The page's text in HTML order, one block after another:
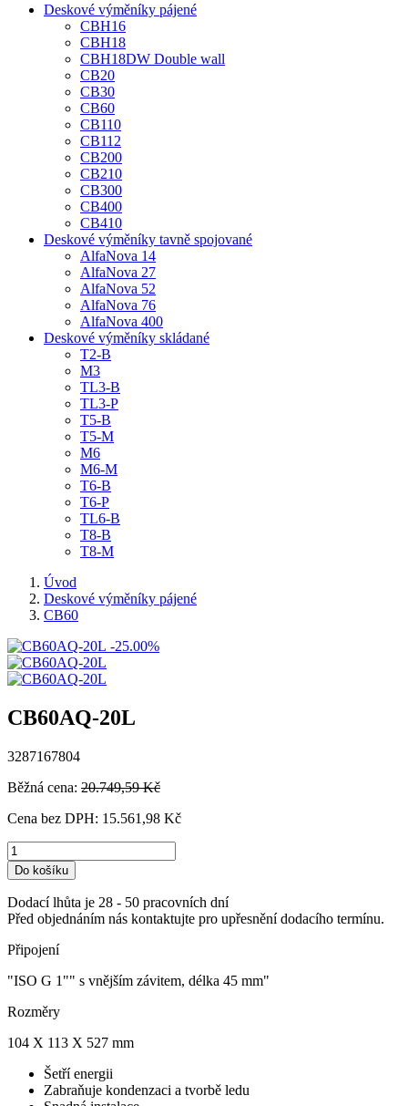
Deskové výměníky pájené
CBH16
CBH18
CBH18DW Double wall
CB20
CB30
CB60
CB110
CB112
CB200
CB210
CB300
CB400
CB410
Deskové výměníky tavně spojované
AlfaNova 14
AlfaNova 27
AlfaNova 52
AlfaNova 76
AlfaNova 400
Deskové výměníky skládané
T2-B
M3
TL3-B
TL3-P
T5-B
T5-M
M6
M6-M
T6-B
T6-P
TL6-B
T8-B
T8-M
Úvod
Deskové výměníky pájené
CB60
-25.00%
CB60AQ-20L
3287167804
Běžná cena: 20.749,59 Kč
Cena bez DPH: 15.561,98 Kč
Do košíku
Dodací lhůta je 28 - 50 pracovních dní
Před objednáním nás kontaktujte pro upřesnění dodacího termínu.
Připojení
"ISO G 1"" s vnějším závitem, délka 45 mm"
Rozměry
104 X 113 X 527 mm
Šetří energii
Zabraňuje kondenzaci a tvorbě ledu